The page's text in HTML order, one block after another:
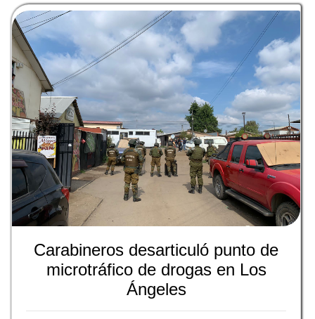
Carabineros desarticuló punto de
microtráfico de drogas en Los
Ángeles